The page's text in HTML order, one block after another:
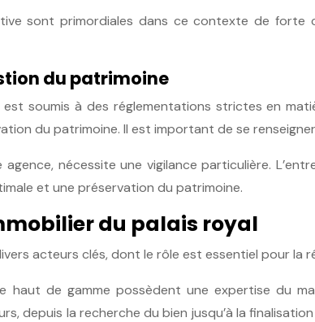
sont primordiales dans ce contexte de
du patrimoine
soumis à des réglementations strictes en
du patrimoine. Il est important de se
agence, nécessite une vigilance particulière.
et une préservation du patrimoine.
du palais royal
acteurs clés, dont le rôle est essentiel pour
haut de gamme possèdent une expertise du
depuis la recherche du bien jusqu’à la